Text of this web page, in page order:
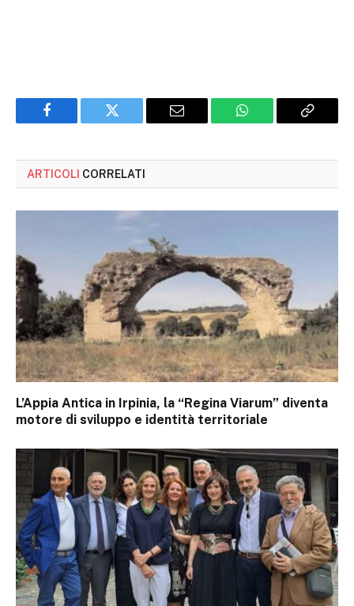
Facebook Twitter Email WhatsApp Copy
ARTICOLI CORRELATI
L’Appia Antica in Irpinia, la “Regina Viarum” diventa
motore di sviluppo e identità territoriale